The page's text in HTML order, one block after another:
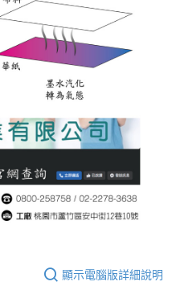
顯示電腦版詳細說明